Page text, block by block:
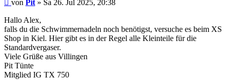
von Pit » Sa 26. Jul 2025, 20:38
Hallo Alex,
falls du die Schwimmernadeln noch benötigst, versuche es beim XS
Shop in Kiel. Hier gibt es in der Regel alle Kleinteile für die
Standardvergaser.
Viele Grüße aus Villingen
Pit Tünte
Mitglied IG TX 750